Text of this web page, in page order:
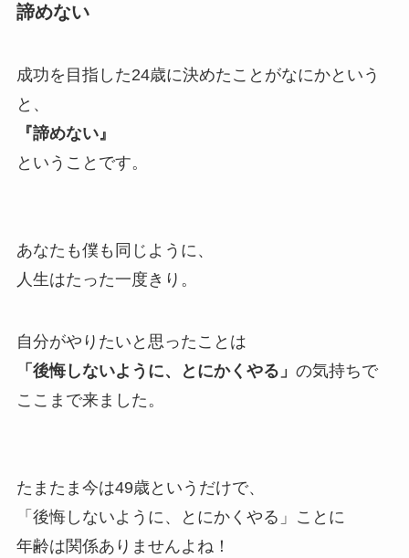
諦めない
成功を目指した24歳に決めたことがなにかという
と、
『諦めない』
ということです。
あなたも僕も同じように、
人生はたった一度きり。
自分がやりたいと思ったことは
「後悔しないように、とにかくやる」 の気持ちで
ここまで来ました。
たまたま今は49歳というだけで、
「後悔しないように、とにかくやる」ことに
年齢は関係ありませんよね！